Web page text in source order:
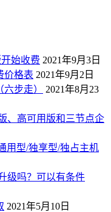
始收费 2021年9月3日
价格表 2021年9月2日
步走）
2021年8月23
、高可用版和三节点企
用型/独享型/独占主机
级吗？可以有条件
2021年5月10日